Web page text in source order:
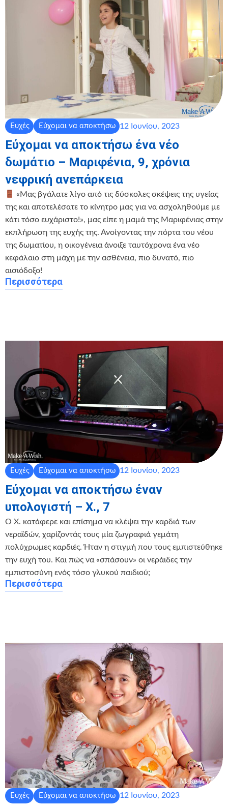
Ευχές Εύχομαι να αποκτήσω 12 Ιουνίου, 2023
Εύχομαι να αποκτήσω ένα νέο
δωμάτιο – Μαριφένια, 9, χρόνια
νεφρική ανεπάρκεια
«Μας βγάλατε λίγο από τις δύσκολες σκέψεις της υγείας
της και αποτελέσατε το κίνητρο μας για να ασχοληθούμε με
κάτι τόσο ευχάριστο!», μας είπε η μαμά της Μαριφένιας στην
εκπλήρωση της ευχής της. Ανοίγοντας την πόρτα του νέου
της δωματίου, η οικογένεια άνοιξε ταυτόχρονα ένα νέο
κεφάλαιο στη μάχη με την ασθένεια, πιο δυνατό, πιο
αισιόδοξο!
Περισσότερα
Ευχές Εύχομαι να αποκτήσω 12 Ιουνίου, 2023
Εύχομαι να αποκτήσω έναν
υπολογιστή – Χ., 7
Ο Χ. κατάφερε και επίσημα να κλέψει την καρδιά των
νεραϊδών, χαρίζοντάς τους μία ζωγραφιά γεμάτη
πολύχρωμες καρδιές. Ήταν η στιγμή που τους εμπιστεύθηκε
την ευχή του. Και πώς να «σπάσουν» οι νεράιδες την
εμπιστοσύνη ενός τόσο γλυκού παιδιού;
Περισσότερα
Ευχές Εύχομαι να αποκτήσω 12 Ιουνίου, 2023